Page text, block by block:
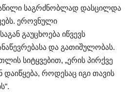
საგრძნობლად დასცილდა
ეროვნული
გაუცხოება იწვევს
და გათიშულობას.
სიტყვებით, „ერის პირქვე
დაიწყება, როდესაც იგი თავის